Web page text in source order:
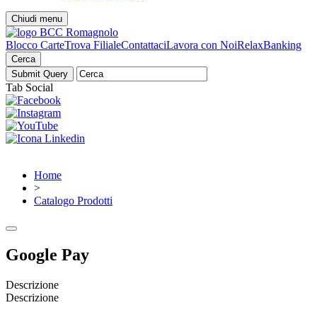
Chiudi menu
Blocco CarteTrova FilialeContattaciLavora con NoiRelaxBanking
Cerca
Tab Social
Home
>
Catalogo Prodotti
Google Pay
Descrizione
Descrizione